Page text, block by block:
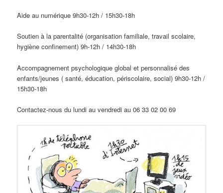
Aide au numérique 9h30-12h / 15h30-18h
Soutien à la parentalité (organisation familiale, travail scolaire,
hygiène confinement) 9h-12h / 14h30-18h
Accompagnement psychologique global et personnalisé des
enfants/jeunes ( santé, éducation, périscolaire, social) 9h30-12h /
15h30-18h
Contactez-nous du lundi au vendredi au 06 33 02 00 69